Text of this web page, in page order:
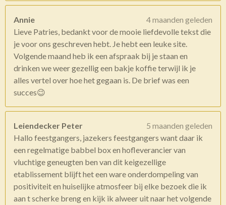
Annie
4 maanden geleden
Lieve Patries, bedankt voor de mooie liefdevolle tekst die
je voor ons geschreven hebt. Je hebt een leuke site.
Volgende maand heb ik een afspraak bij je staan en
drinken we weer gezellig een bakje koffie terwijl ik je
alles vertel over hoe het gegaan is. De brief was een
succes😉
Leiendecker Peter
5 maanden geleden
Hallo feestgangers, jazekers feestgangers want daar ik
een regelmatige babbel box en hofleverancier van
vluchtige geneugten ben van dit keigezellige
etablissement blijft het een ware onderdompeling van
positiviteit en huiselijke atmosfeer bij elke bezoek die ik
aan t scherke breng en kijk ik alweer uit naar het volgende